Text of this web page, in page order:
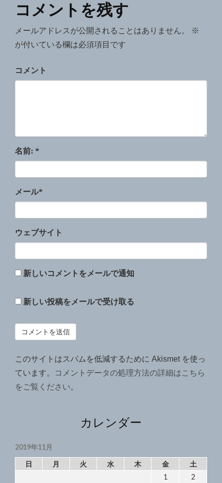
ン
コメントを残す
メールアドレスが公開されることはありません。
※
が付いている欄は必須項目です
コメント
名前: *
メール*
ウェブサイト
新しいコメントをメールで通知
新しい投稿をメールで受け取る
このサイトはスパムを低減するために Akismet を使っ
ています。
コメントデータの処理方法の詳細はこちら
をご覧ください。
カレンダー
2019年11月
日
月 火 水 木 金
土
1
2